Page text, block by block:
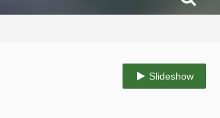
Slideshow